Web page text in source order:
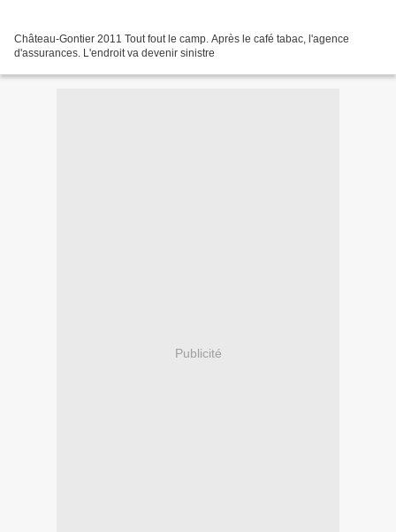
Château-Gontier 2011 Tout fout le camp. Après le café tabac, l'agence
d'assurances. L'endroit va devenir sinistre
Publicité